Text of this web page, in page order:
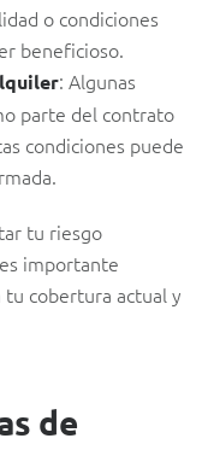
o condiciones
beneficioso.
: Algunas
parte del contrato
condiciones puede
tu riesgo
importante
tu cobertura actual y
de